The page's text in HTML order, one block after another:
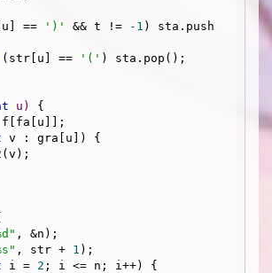
== ')' && t != -1 ) sta.push
(str[u] == '(' ) sta.pop();
u)
{
v : gra[u]) {
, &n);
, str + 1 );
i = 2 ; i <= n; i++) {